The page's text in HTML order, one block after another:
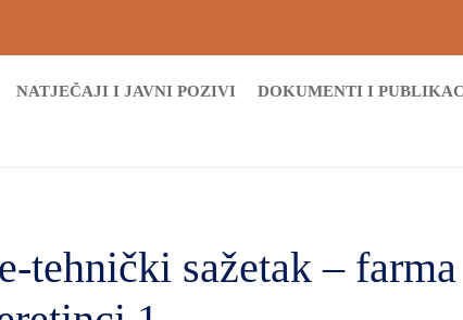
NATJEČAJI I JAVNI POZIVI DOKUMENTI I
tehnički sažetak – farma